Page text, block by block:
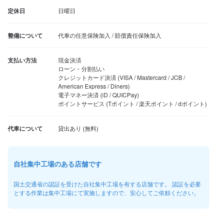
定休日 日曜日
整備について 代車の任意保険加入 / 賠償責任保険加入
支払い方法
現金決済
ローン・分割払い
クレジットカード決済 (VISA / Mastercard / JCB /
American Express / Diners)
電子マネー決済 (iD / QUICPay)
ポイントサービス (Tポイント / 楽天ポイント / dポイント)
代車について
自社集中工場のある店舗です
国土交通省の認証を受けた自社集中工場を有する店舗です。 認証を必要
とする作業は集中工場にて実施しますので、安心してご依頼ください。